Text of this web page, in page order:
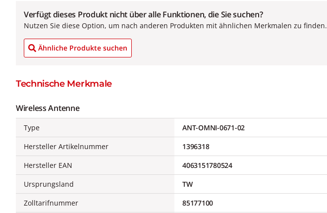
Verfügt dieses Produkt nicht über alle Funktionen, die Sie suchen?
Nutzen Sie diese Option, um nach anderen Produkten mit ähnlichen Merkmalen zu finden.
Ähnliche Produkte suchen
Technische Merkmale
Wireless Antenne
Type
ANT-OMNI-0671-02
Hersteller Artikelnummer
1396318
Hersteller EAN
4063151780524
Ursprungsland
TW
Zolltarifnummer
85177100